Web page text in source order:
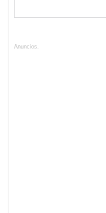
Anuncios.